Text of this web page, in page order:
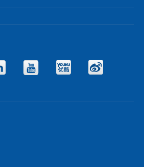
Facebook Twitter LinkedIn YouTube